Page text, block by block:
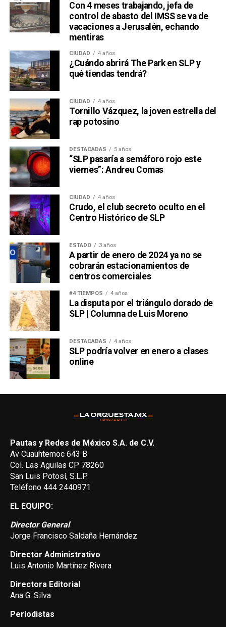
Con 4 meses trabajando, jefa de
control de abasto del IMSS se va de
vacaciones a Jerusalén, echando
mentiras
CIUDAD 4 años
¿Cuándo abrirá The Park en SLP y
qué tiendas tendrá?
CIUDAD 4 años
Tornillo Vázquez, la joven estrella del
rap potosino
DESTACADAS 5 años
“SLP pasaría a semáforo rojo este
viernes”: Andreu Comas
CIUDAD 4 años
Crudo, el club secreto oculto en el
Centro Histórico de SLP
ESTADO 3 años
A partir de enero de 2024 ya no se
cobrarán estacionamientos de
centros comerciales
#4 TIEMPOS 4 años
La disputa por el triángulo dorado de
SLP | Columna de Luis Moreno
DESTACADAS 4 años
SLP podría volver en enero a clases
online
Pautas y Redes de México S.A. de C.V.
Av Cuauhtemoc 643 B
Col. Las Aguilas CP 78260
San Luis Potosí, S.L.P.
Teléfono 444 2440971
EL EQUIPO:
Director General
Jorge Francisco Saldaña Hernández
Director Administrativo
Luis Antonio Martínez Rivera
Directora Editorial
Ana G. Silva
Periodistas